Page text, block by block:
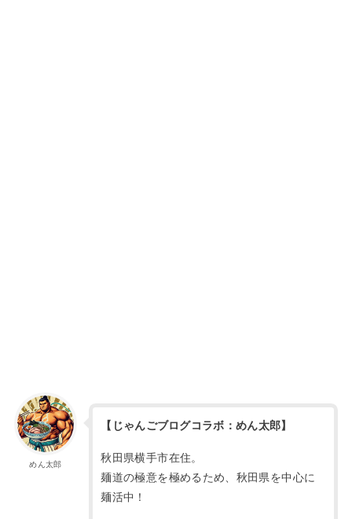
めん太郎
【じゃんごブログコラボ：めん太郎】
秋田県横手市在住。
麺道の極意を極めるため、秋田県を中心に
麺活中！